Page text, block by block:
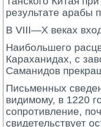
результате арабы
В VIII—X веках
Наибольшего
Караханидах, с
Саманидов
Письменных
видимому, в 1220
сопротивление,
свидетельствует